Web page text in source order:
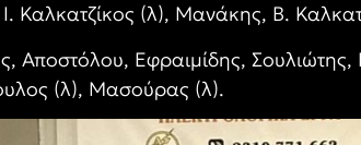
Καλκατζίκος (λ), Μανάκης, Β.
Αποστόλου, Εφραιμίδης,
(λ), Μασούρας (λ).